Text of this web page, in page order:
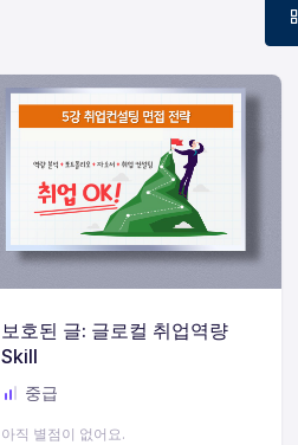
보호된 글: 글로컬 취업역량
Skill
중급
아직 별점이 없어요.